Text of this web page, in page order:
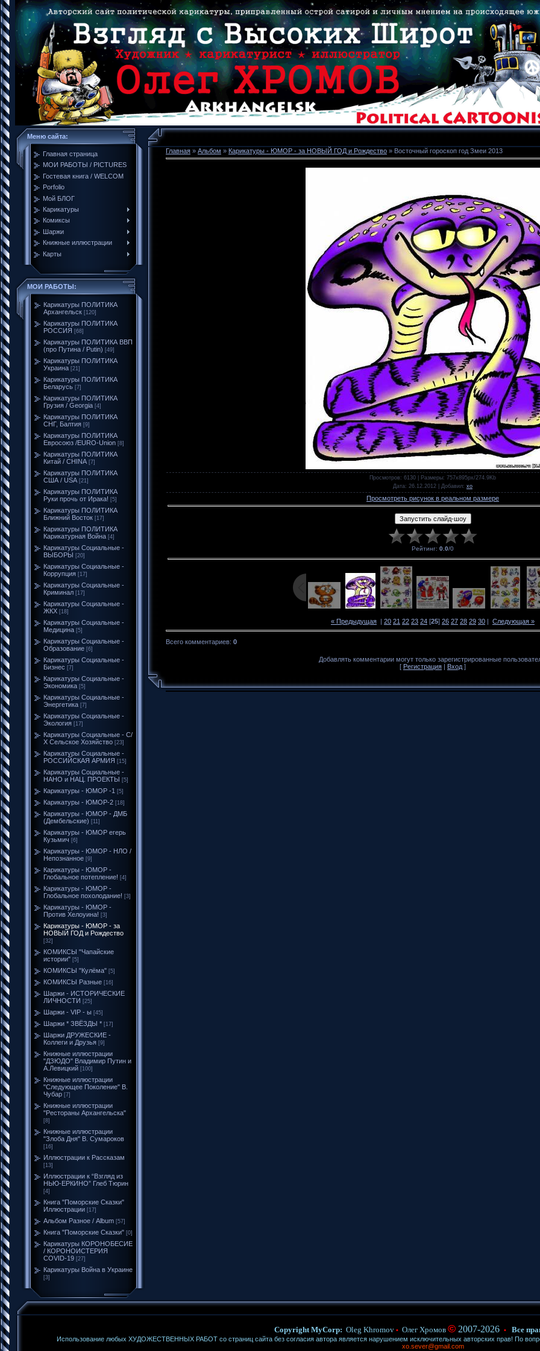
Меню сайта:
Главная страница
МОИ РАБОТЫ / PICTURES
Гостевая книга / WELCOM
Porfolio
Мой БЛОГ
Карикатуры
Комиксы
Шаржи
Книжные иллюстрации
Карты
МОИ РАБОТЫ:
Карикатуры ПОЛИТИКА
Архангельск [120]
Карикатуры ПОЛИТИКА
РОССИЯ [68]
Карикатуры ПОЛИТИКА ВВП
(про Путина / Putin) [49]
Карикатуры ПОЛИТИКА
Украина [21]
Карикатуры ПОЛИТИКА
Беларусь [7]
Карикатуры ПОЛИТИКА
Грузия / Georgia [4]
Карикатуры ПОЛИТИКА
СНГ, Балтия [9]
Карикатуры ПОЛИТИКА
Евросоюз /EURO-Union [8]
Карикатуры ПОЛИТИКА
Китай / CHINA [7]
Карикатуры ПОЛИТИКА
США / USA [21]
Карикатуры ПОЛИТИКА
Руки прочь от Ирака! [5]
Карикатуры ПОЛИТИКА
Ближний Восток [17]
Карикатуры ПОЛИТИКА
Карикатурная Война [4]
Карикатуры Социальные -
ВЫБОРЫ [20]
Карикатуры Социальные -
Коррупция [17]
Карикатуры Социальные -
Криминал [17]
Карикатуры Социальные -
ЖКХ [18]
Карикатуры Социальные -
Медицина [5]
Карикатуры Социальные -
Образование [6]
Карикатуры Социальные -
Бизнес [7]
Карикатуры Социальные -
Экономика [5]
Карикатуры Социальные -
Энергетика [7]
Карикатуры Социальные -
Экология [17]
Карикатуры Социальные - С/
Х Сельское Хозяйство [23]
Карикатуры Социальные -
РОССИЙСКАЯ АРМИЯ [15]
Карикатуры Социальные -
НАНО и НАЦ. ПРОЕКТЫ [5]
Карикатуры - ЮМОР -1 [5]
Карикатуры - ЮМОР-2 [18]
Карикатуры - ЮМОР - ДМБ
(Дембельские) [11]
Карикатуры - ЮМОР егерь
Кузьмич [6]
Карикатуры - ЮМОР - НЛО /
Непознанное [9]
Карикатуры - ЮМОР -
Глобальное потепление! [4]
Карикатуры - ЮМОР -
Глобальное похолодание! [3]
Карикатуры - ЮМОР -
Против Хелоуина! [3]
Карикатуры - ЮМОР - за
НОВЫЙ ГОД и Рождество
[32]
КОМИКСЫ "Чапайские
истории" [5]
КОМИКСЫ "Кулёма" [5]
КОМИКСЫ Разные [16]
Шаржи - ИСТОРИЧЕСКИЕ
ЛИЧНОСТИ [25]
Шаржи - VIP - ы [45]
Шаржи * ЗВЁЗДЫ * [17]
Шаржи ДРУЖЕСКИЕ -
Коллеги и Друзья [9]
Книжные иллюстрации
"ДЗЮДО" Владимир Путин и
А.Левицкий [100]
Книжные иллюстрации
"Следующее Поколение" В.
Чубар [7]
Книжные иллюстрации
"Рестораны Архангельска"
[8]
Книжные иллюстрации
"Злоба Дня" В. Сумароков
[16]
Иллюстрации к Рассказам
[13]
Иллюстрации к “Взгляд из
НЬЮ-ЕРКИНО” Глеб Тюрин
[4]
Книга "Поморские Сказки"
Иллюстрации [17]
Альбом Разное / Album [57]
Книга "Поморские Сказки" [0]
Карикатуры КОРОНОБЕСИЕ
/ КОРОНОИСТЕРИЯ
COVID-19 [27]
Карикатуры Война в Украине
[3]
Главная » Альбом » Карикатуры - ЮМОР - за НОВЫЙ ГОД и Рождество » Восточный гороскоп год Змеи 2013
Просмотров: 6130 | Размеры: 757x895px/274.9Kb
Дата: 26.12.2012 | Добавил: xo
Просмотреть рисунок в реальном размере
Рейтинг: 0.0/0
« Предыдущая | 20 21 22 23 24 [25] 26 27 28 29 30 | Следующая »
Всего комментариев: 0
Добавлять комментарии могут только зарегистрированные
[ Регистрация Вход ]
Copyright MyCorp: Oleg Khromov • Олег Хромов © 2007-2026 • Все
Использование любых ХУДОЖЕСТВЕННЫХ РАБОТ со страниц сайта без согласия автора является нарушением исключительных авторских прав! По
xo.sever@gmail.com